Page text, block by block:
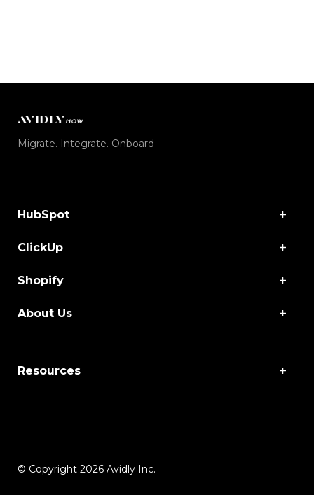
Migrate. Integrate. Onboard
HubSpot
ClickUp
Shopify
About Us
Resources
© Copyright 2026 Avidly Inc.